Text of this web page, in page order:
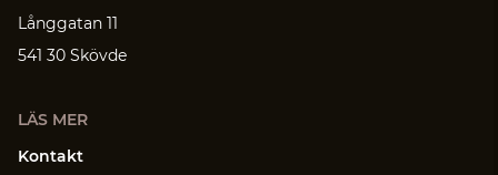
Långgatan 11
541 30 Skövde
LÄS MER
Kontakt